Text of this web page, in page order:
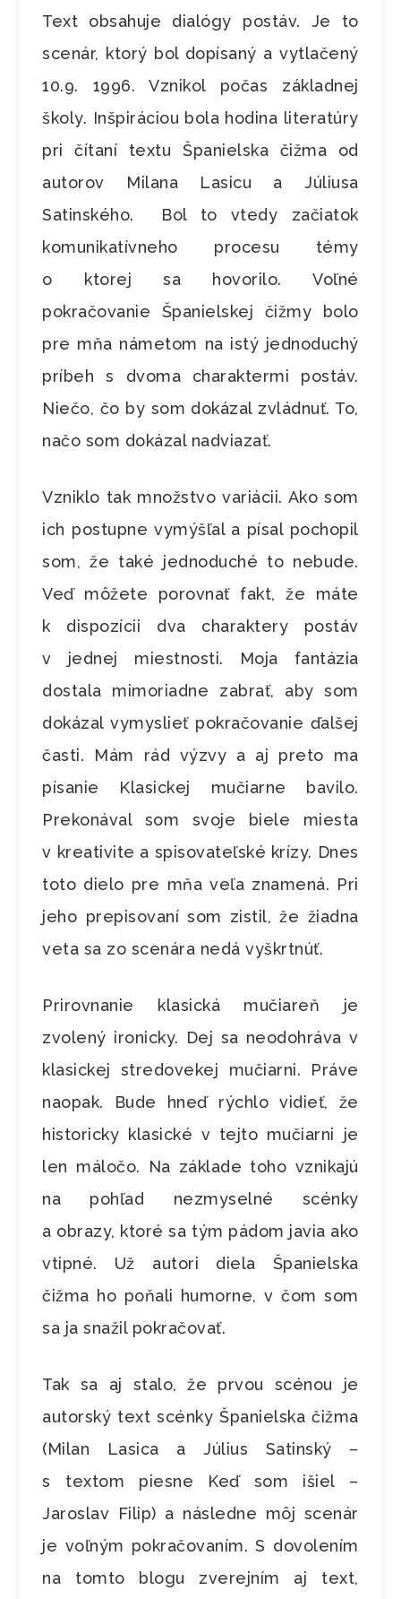
Text obsahuje dialógy postáv. Je to
scenár, ktorý bol dopísaný a vytlačený
10.9. 1996. Vznikol počas základnej
školy. Inšpiráciou bola hodina literatúry
pri čítaní textu Španielska čižma od
autorov Milana Lasicu a Júliusa
Satinského. Bol to vtedy začiatok
komunikatívneho procesu témy
o ktorej sa hovorilo. Voľné
pokračovanie Španielskej čižmy bolo
pre mňa námetom na istý jednoduchý
príbeh s dvoma charaktermi postáv.
Niečo, čo by som dokázal zvládnuť. To,
načo som dokázal nadviazať.
Vzniklo tak množstvo variácii. Ako som
ich postupne vymýšľal a písal pochopil
som, že také jednoduché to nebude.
Veď môžete porovnať fakt, že máte
k dispozícii dva charaktery postáv
v jednej miestnosti. Moja fantázia
dostala mimoriadne zabrať, aby som
dokázal vymyslieť pokračovanie ďalšej
časti. Mám rád výzvy a aj preto ma
písanie Klasickej mučiarne bavilo.
Prekonával som svoje biele miesta
v kreativite a spisovateľské krízy. Dnes
toto dielo pre mňa veľa znamená. Pri
jeho prepisovaní som zistil, že žiadna
veta sa zo scenára nedá vyškrtnúť.
Prirovnanie klasická mučiareň je
zvolený ironicky. Dej sa neodohráva v
klasickej stredovekej mučiarni. Práve
naopak. Bude hneď rýchlo vidieť, že
historicky klasické v tejto mučiarni je
len máločo. Na základe toho vznikajú
na pohľad nezmyselné scénky
a obrazy, ktoré sa tým pádom javia ako
vtipné. Už autori diela Španielska
čižma ho poňali humorne, v čom som
sa ja snažil pokračovať.
Tak sa aj stalo, že prvou scénou je
autorský text scénky Španielska čižma
(Milan Lasica a Július Satinský –
s textom piesne Keď som išiel –
Jaroslav Filip) a následne môj scenár
je voľným pokračovaním. S dovolením
na tomto blogu zverejním aj text,